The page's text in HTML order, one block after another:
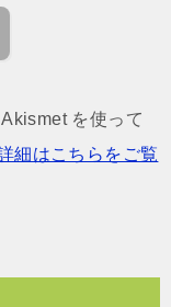
を使って
細はこちらをご覧